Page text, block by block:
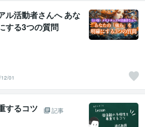
ル活動者さんへ あな
する3つの質問
01
するコツ
記事